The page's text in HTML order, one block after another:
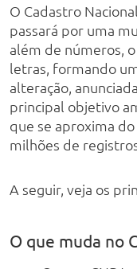
O Cadastro
passará por uma
além de números,
letras, formando
alteração,
principal objetivo
que se aproxima
milhões de
A seguir, veja os
O que muda no